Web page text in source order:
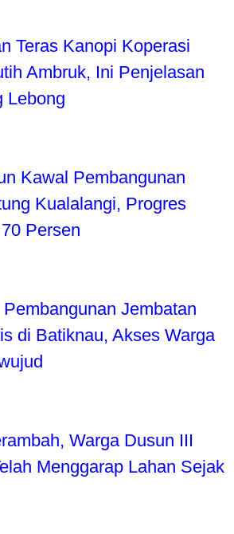
Teras Kanopi Koperasi
Ambruk, Ini Penjelasan
Lebong
Kawal Pembangunan
Kualalangi, Progres
Persen
Jembatan
di Batiknau, Akses Warga
Warga Dusun III
Menggarap Lahan Sejak